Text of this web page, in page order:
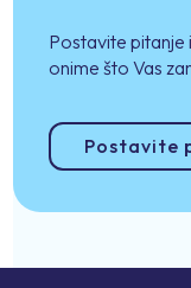
Postavite pitanje
onime što Vas
Postavite